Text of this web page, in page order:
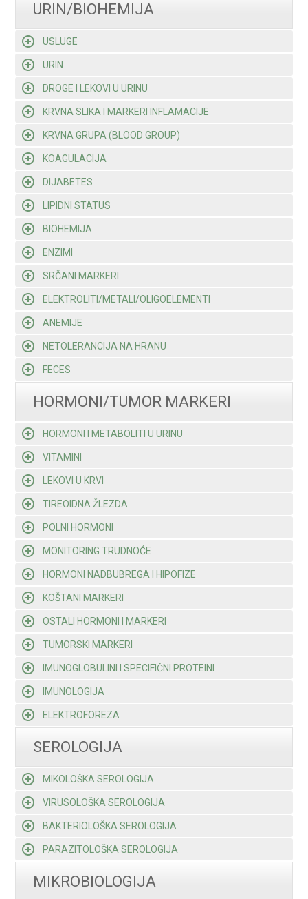
URIN/BIOHEMIJA
USLUGE
URIN
DROGE I LEKOVI U URINU
KRVNA SLIKA I MARKERI INFLAMACIJE
KRVNA GRUPA (BLOOD GROUP)
KOAGULACIJA
DIJABETES
LIPIDNI STATUS
BIOHEMIJA
ENZIMI
SRČANI MARKERI
ELEKTROLITI/METALI/OLIGOELEMENTI
ANEMIJE
NETOLERANCIJA NA HRANU
FECES
HORMONI/TUMOR MARKERI
HORMONI I METABOLITI U URINU
VITAMINI
LEKOVI U KRVI
TIREOIDNA ŽLEZDA
POLNI HORMONI
MONITORING TRUDNOĆE
HORMONI NADBUBREGA I HIPOFIZE
KOŠTANI MARKERI
OSTALI HORMONI I MARKERI
TUMORSKI MARKERI
IMUNOGLOBULINI I SPECIFIČNI PROTEINI
IMUNOLOGIJA
ELEKTROFOREZA
SEROLOGIJA
MIKOLOŠKA SEROLOGIJA
VIRUSOLOŠKA SEROLOGIJA
BAKTERIOLOŠKA SEROLOGIJA
PARAZITOLOŠKA SEROLOGIJA
MIKROBIOLOGIJA